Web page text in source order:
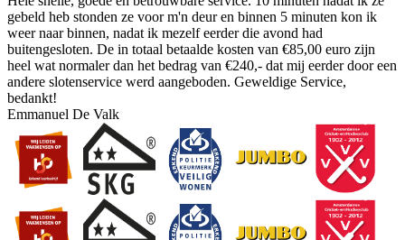
gebeld heb stonden ze voor m'n deur en binnen 5 minuten kon ik
weer naar binnen, nadat ik mezelf eerder die avond had
buitengesloten. De in totaal betaalde kosten van €85,00 euro zijn
heel wat normaler dan het bedrag van €240,- dat mij eerder door een
andere slotenservice werd aangeboden. Geweldige Service,
bedankt!
Emmanuel De Valk